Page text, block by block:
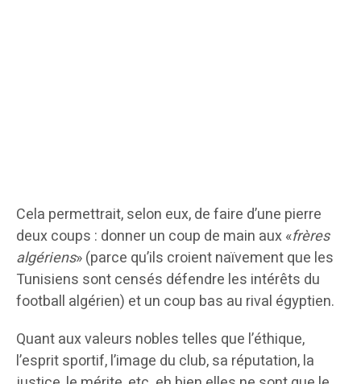
Cela permettrait, selon eux, de faire d’une pierre
deux coups : donner un coup de main aux «frères
algériens» (parce qu’ils croient naïvement que les
Tunisiens sont censés défendre les intérêts du
football algérien) et un coup bas au rival égyptien.
Quant aux valeurs nobles telles que l’éthique,
l’esprit sportif, l’image du club, sa réputation, la